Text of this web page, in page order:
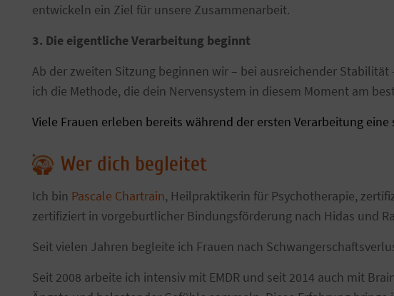
entwickeln ein Ziel für unsere Zusammenarbeit.
3. Die eigentliche Verarbeitung beginnt
Ab der zweiten Sitzung beginnen wir – bei ausreichender
ich die Methode, die dein Nervensystem in diesem Moment am
Viele Frauen erleben bereits während der ersten Verarbeitung
Wer dich begleitet
Ich bin Pascale Chartrain, Heilpraktikerin für Psychotherapie,
zertifiziert in vorgeburtlicher Bindungsförderung nach Hidas und
Seit vielen Jahren begleite ich Frauen nach
Seit 2008 arbeite ich intensiv mit EMDR und seit 2014 auch mit